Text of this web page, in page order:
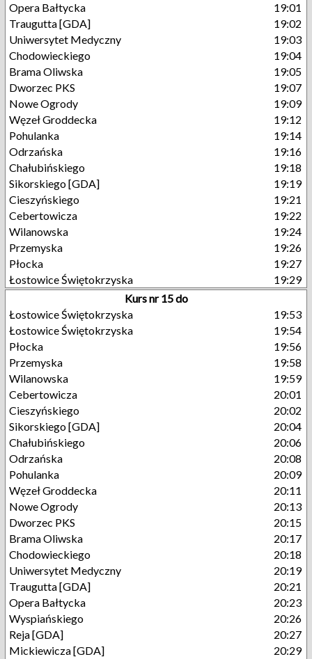
Opera Bałtycka
19:01
Traugutta [GDA]
19:02
Uniwersytet Medyczny
19:03
Chodowieckiego
19:04
Brama Oliwska
19:05
Dworzec PKS
19:07
Nowe Ogrody
19:09
Węzeł Groddecka
19:12
Pohulanka
19:14
Odrzańska
19:16
Chałubińskiego
19:18
Sikorskiego [GDA]
19:19
Cieszyńskiego
19:21
Cebertowicza
19:22
Wilanowska
19:24
Przemyska
19:26
Płocka
19:27
Łostowice Świętokrzyska
19:29
Kurs nr 15 do
Łostowice Świętokrzyska
19:53
Łostowice Świętokrzyska
19:54
Płocka
19:56
Przemyska
19:58
Wilanowska
19:59
Cebertowicza
20:01
Cieszyńskiego
20:02
Sikorskiego [GDA]
20:04
Chałubińskiego
20:06
Odrzańska
20:08
Pohulanka
20:09
Węzeł Groddecka
20:11
Nowe Ogrody
20:13
Dworzec PKS
20:15
Brama Oliwska
20:17
Chodowieckiego
20:18
Uniwersytet Medyczny
20:19
Traugutta [GDA]
20:21
Opera Bałtycka
20:23
Wyspiańskiego
20:26
Reja [GDA]
20:27
Mickiewicza [GDA]
20:29